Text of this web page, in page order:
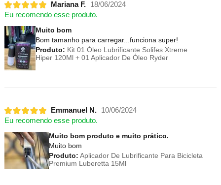
Mariana F.
18/06/2024
Eu recomendo esse produto.
Muito bom
Bom tamanho para carregar...funciona super!
Produto: Kit 01 Óleo Lubrificante Solifes Xtreme
Hiper 120Ml + 01 Aplicador De Óleo Ryder
Emmanuel N.
10/06/2024
Eu recomendo esse produto.
Muito bom produto e muito prático.
Muito bom
Produto: Aplicador De Lubrificante Para Bicicleta
Premium Luberetta 15Ml